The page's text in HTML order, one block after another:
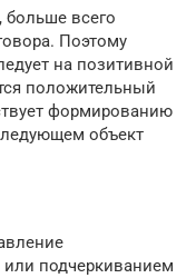
больше всего
Поэтому
на позитивной
положительный
формированию
объект
подчеркиванием